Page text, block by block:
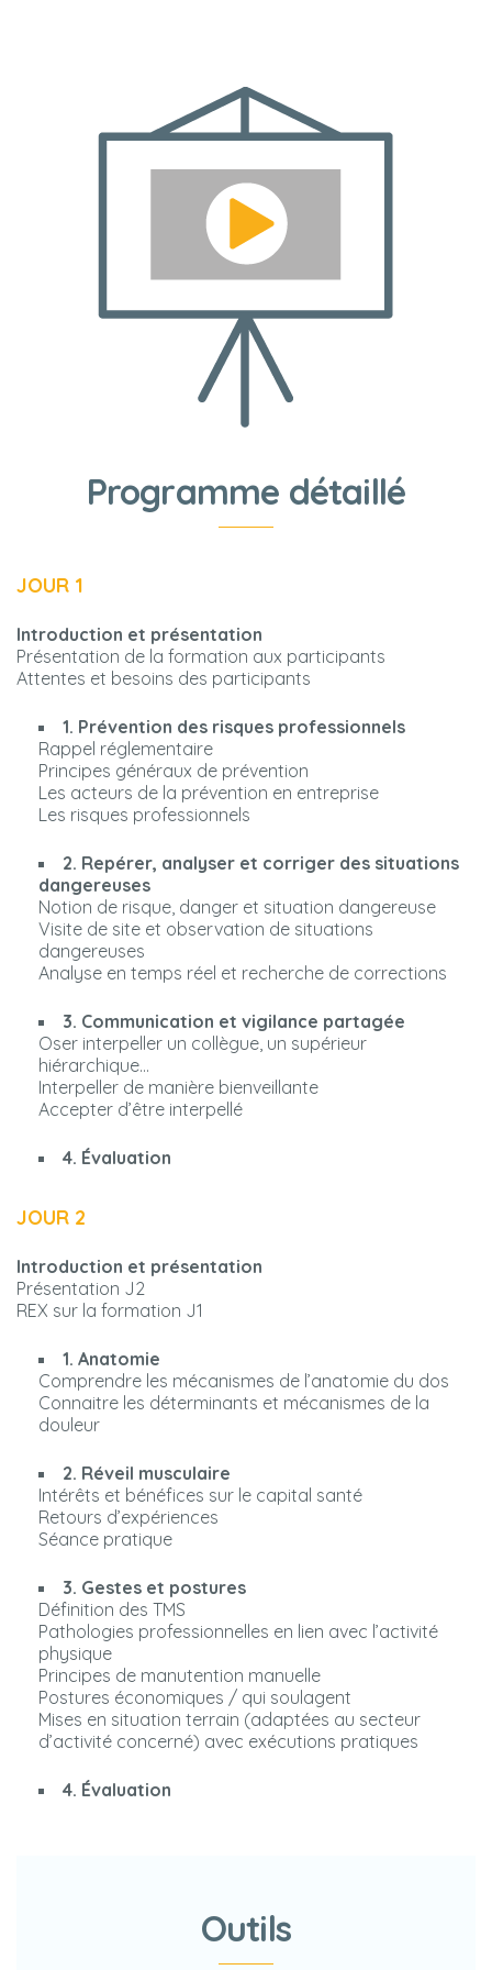
Programme détaillé
JOUR 1
Introduction et présentation
Présentation de la formation aux participants
Attentes et besoins des participants
1. Prévention des risques professionnels
Rappel réglementaire
Principes généraux de prévention
Les acteurs de la prévention en entreprise
Les risques professionnels
2. Repérer, analyser et corriger des situations
dangereuses
Notion de risque, danger et situation dangereuse
Visite de site et observation de situations
dangereuses
Analyse en temps réel et recherche de corrections
3. Communication et vigilance partagée
Oser interpeller un collègue, un supérieur
hiérarchique…
Interpeller de manière bienveillante
Accepter d’être interpellé
4. Évaluation
JOUR 2
Introduction et présentation
Présentation J2
REX sur la formation J1
1. Anatomie
Comprendre les mécanismes de l’anatomie du dos
Connaitre les déterminants et mécanismes de la
douleur
2. Réveil musculaire
Intérêts et bénéfices sur le capital santé
Retours d’expériences
Séance pratique
3. Gestes et postures
Définition des TMS
Pathologies professionnelles en lien avec l’activité
physique
Principes de manutention manuelle
Postures économiques / qui soulagent
Mises en situation terrain (adaptées au secteur
d’activité concerné) avec exécutions pratiques
4. Évaluation
Outils